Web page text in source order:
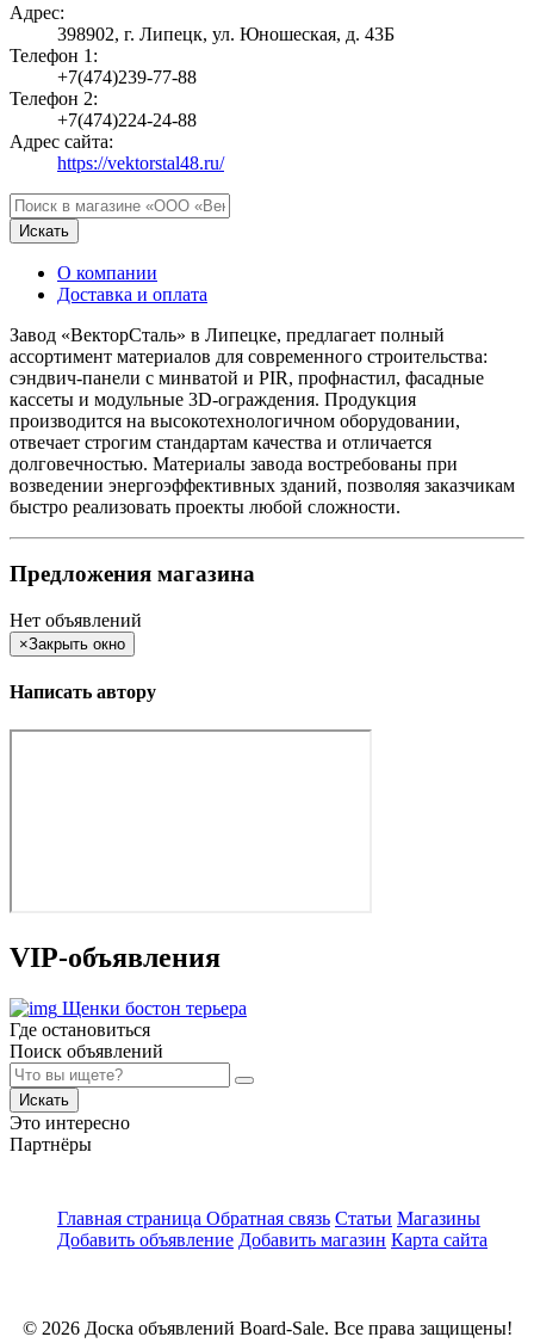
Адрес:
398902, г. Липецк, ул. Юношеская, д. 43Б
Телефон 1:
+7(474)239-77-88
Телефон 2:
+7(474)224-24-88
Адрес сайта:
https://vektorstal48.ru/
Искать
О компании
Доставка и оплата
Завод «ВекторСталь» в Липецке, предлагает полный
ассортимент материалов для современного строительства:
сэндвич-панели с минватой и PIR, профнастил, фасадные
кассеты и модульные 3D-ограждения. Продукция
производится на высокотехнологичном оборудовании,
отвечает строгим стандартам качества и отличается
долговечностью. Материалы завода востребованы при
возведении энергоэффективных зданий, позволяя заказчикам
быстро реализовать проекты любой сложности.
Предложения магазина
Нет объявлений
×Закрыть окно
Написать автору
VIP-объявления
Щенки бостон терьера
Где остановиться
Поиск объявлений
Искать
Это интересно
Партнёры
Главная страница Обратная связь Статьи Магазины
Добавить объявление Добавить магазин Карта сайта
© 2026 Доска объявлений Board-Sale. Все права защищены!